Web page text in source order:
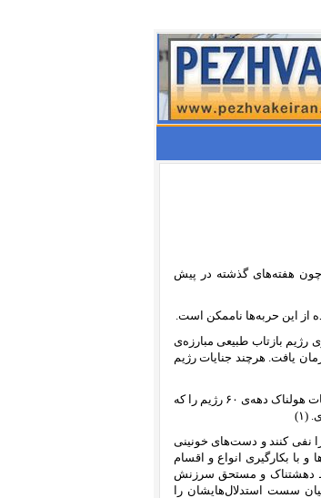
هفته‌های گذشته در پیش
این حربه‌ها ناممکن است.
رژیم بازتاب طبیعی مبارزه‌ی
یافت. هرچند جنایات رژیم
در این مدت افرادی چون سید ابراهیم نبوی، محسن سازگارا و مسعود بهنود تلاش می‌کردند جنایات هولناک دهه‌ی ۶۰ رژیم را که
(۱)
نفی کنند و دست‌های خونینی
با بکارگیری انواع و اقسام
دهشتناک و مستحق سرزنش
سست استدلال‌هایشان را